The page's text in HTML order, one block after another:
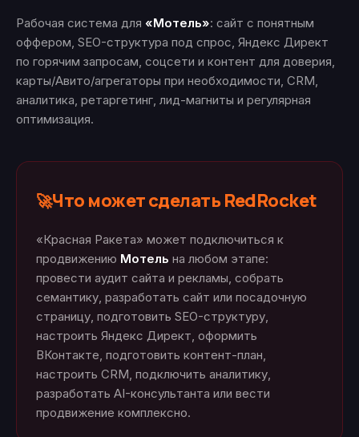
Рабочая система для «Мотель»: сайт с понятным
оффером, SEO-структура под спрос, Яндекс Директ
по горячим запросам, соцсети и контент для доверия,
карты/Авито/агрегаторы при необходимости, CRM,
аналитика, ретаргетинг, лид-магниты и регулярная
оптимизация.
🚀Что может сделать RedRocket
«Красная Ракета» может подключиться к
продвижению Мотель на любом этапе:
провести аудит сайта и рекламы, собрать
семантику, разработать сайт или посадочную
страницу, подготовить SEO-структуру,
настроить Яндекс Директ, оформить
ВКонтакте, подготовить контент-план,
настроить CRM, подключить аналитику,
разработать AI-консультанта или вести
продвижение комплексно.